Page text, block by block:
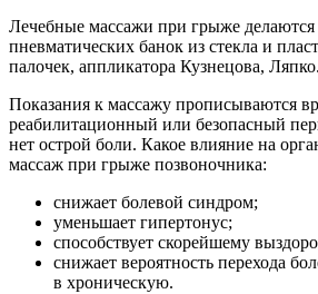
Лечебные массажи при грыже
пневматических банок из стекла и
палочек, аппликатора Кузнецова, Ляпко.
Показания к массажу прописываются
реабилитационный или безопасный
нет острой боли. Какое влияние на
массаж при грыже позвоночника:
снижает болевой синдром;
уменьшает гипертонус;
способствует скорейшему
снижает вероятность перехода
в хроническую.